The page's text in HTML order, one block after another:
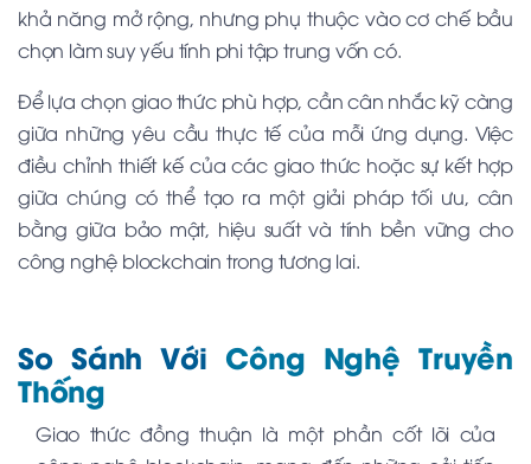
khả năng mở rộng, nhưng phụ thuộc vào cơ chế bầu
chọn làm suy yếu tính phi tập trung vốn có.
Để lựa chọn giao thức phù hợp, cần cân nhắc kỹ càng
giữa những yêu cầu thực tế của mỗi ứng dụng. Việc
điều chỉnh thiết kế của các giao thức hoặc sự kết hợp
giữa chúng có thể tạo ra một giải pháp tối ưu, cân
bằng giữa bảo mật, hiệu suất và tính bền vững cho
công nghệ blockchain trong tương lai.
So Sánh Với Công Nghệ Truyền
Thống
Giao thức đồng thuận là một phần cốt lõi của